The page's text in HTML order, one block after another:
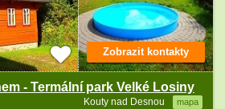
- Termální park Velké Losiny
Kouty nad Desnou mapa
Zobrazit kontakty